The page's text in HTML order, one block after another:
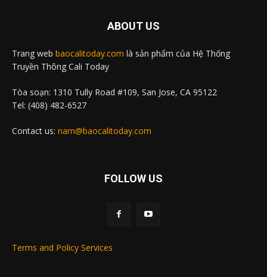
ABOUT US
Trang web baocalitoday.com là sản phẩm của Hệ Thống
Truyền Thông Cali Today
Tòa soạn: 1310 Tully Road #109, San Jose, CA 95122
Tel: (408) 482-6527
Contact us: nam@baocalitoday.com
FOLLOW US
Terms and Policy Services